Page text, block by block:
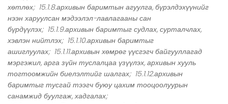
хөтлөх; 15.1.8.архивын баримтын агуулга, бүрэлдэхүүнийг
нээн харуулсан мэдээлэл-лавлагааны сан
бүрдүүлэх; 15.1.9.архивын баримтыг судлах, сурталчлах,
хэвлэн нийтлэх; 15.1.10.архивын баримтыг
ашиглуулах; 15.1.11.архивын хөмрөг үүсгэгч байгууллагад
мэргэжил, арга зүйн туслалцаа үзүүлэх, архивын хууль
тогтоомжийн биелэлтийг шалгах; 15.1.12.архивын
баримтыг тусгай тээгч буюу цахим тооцоолуурын
санамжид буулгаж, хадгалах;